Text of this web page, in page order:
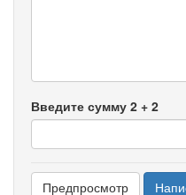
Введите сумму 2 + 2